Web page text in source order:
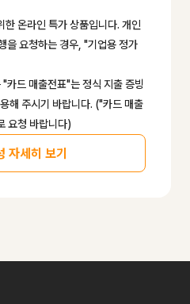
한 온라인 특가 상품입니다. 개인
을 요청하는 경우, "기업용 정가
카드 매출전표"는 정식 지출 증빙
해 주시기 바랍니다. ("카드 매출
요청 바랍니다)
자세히 보기